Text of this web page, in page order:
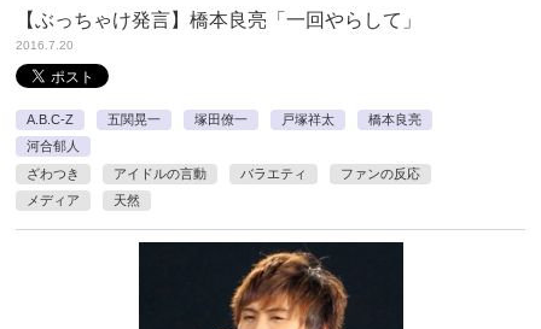
【ぶっちゃけ発言】橋本良亮「一回やらして」
2016.7.20
A.B.C-Z 五関晃一 塚田僚一 戸塚祥太
橋本良亮
河合郁人
ざわつき
アイドルの言動 バラエティ
ファンの反応
メディア
天然